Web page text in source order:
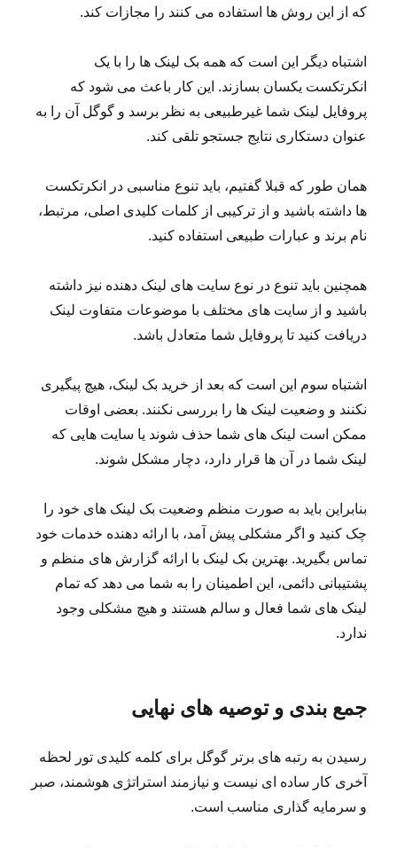
که از این روش ها استفاده می کنند را مجازات کند.
اشتباه دیگر این است که همه بک لینک ها را با یک
انکرتکست یکسان بسازند. این کار باعث می شود که
پروفایل لینک شما غیرطبیعی به نظر برسد و گوگل آن را به
عنوان دستکاری نتایج جستجو تلقی کند.
همان طور که قبلا گفتیم، باید تنوع مناسبی در انکرتکست
ها داشته باشید و از ترکیبی از کلمات کلیدی اصلی، مرتبط،
نام برند و عبارات طبیعی استفاده کنید.
همچنین باید تنوع در نوع سایت های لینک دهنده نیز داشته
باشید و از سایت های مختلف با موضوعات متفاوت لینک
دریافت کنید تا پروفایل شما متعادل باشد.
اشتباه سوم این است که بعد از خرید بک لینک، هیچ پیگیری
نکنند و وضعیت لینک ها را بررسی نکنند. بعضی اوقات
ممکن است لینک های شما حذف شوند یا سایت هایی که
لینک شما در آن ها قرار دارد، دچار مشکل شوند.
بنابراین باید به صورت منظم وضعیت بک لینک های خود را
چک کنید و اگر مشکلی پیش آمد، با ارائه دهنده خدمات خود
تماس بگیرید. بهترین بک لینک با ارائه گزارش های منظم و
پشتیبانی دائمی، این اطمینان را به شما می دهد که تمام
لینک های شما فعال و سالم هستند و هیچ مشکلی وجود
ندارد.
جمع بندی و توصیه های نهایی
رسیدن به رتبه های برتر گوگل برای کلمه کلیدی تور لحظه
آخری کار ساده ای نیست و نیازمند استراتژی هوشمند، صبر
و سرمایه گذاری مناسب است.